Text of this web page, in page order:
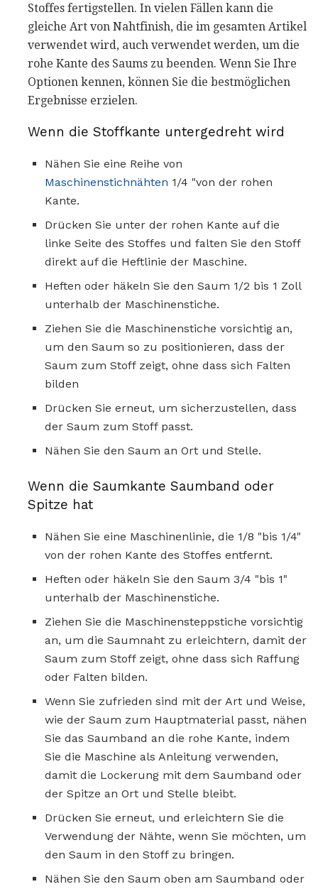
Stoffes fertigstellen. In vielen Fällen kann die
gleiche Art von Nahtfinish, die im gesamten Artikel
verwendet wird, auch verwendet werden, um die
rohe Kante des Saums zu beenden. Wenn Sie Ihre
Optionen kennen, können Sie die bestmöglichen
Ergebnisse erzielen.
Wenn die Stoffkante untergedreht wird
Nähen Sie eine Reihe von
Maschinenstichnähten 1/4 "von der rohen
Kante.
Drücken Sie unter der rohen Kante auf die
linke Seite des Stoffes und falten Sie den Stoff
direkt auf die Heftlinie der Maschine.
Heften oder häkeln Sie den Saum 1/2 bis 1 Zoll
unterhalb der Maschinenstiche.
Ziehen Sie die Maschinenstiche vorsichtig an,
um den Saum so zu positionieren, dass der
Saum zum Stoff zeigt, ohne dass sich Falten
bilden
Drücken Sie erneut, um sicherzustellen, dass
der Saum zum Stoff passt.
Nähen Sie den Saum an Ort und Stelle.
Wenn die Saumkante Saumband oder
Spitze hat
Nähen Sie eine Maschinenlinie, die 1/8 "bis 1/4"
von der rohen Kante des Stoffes entfernt.
Heften oder häkeln Sie den Saum 3/4 "bis 1"
unterhalb der Maschinenstiche.
Ziehen Sie die Maschinensteppstiche vorsichtig
an, um die Saumnaht zu erleichtern, damit der
Saum zum Stoff zeigt, ohne dass sich Raffung
oder Falten bilden.
Wenn Sie zufrieden sind mit der Art und Weise,
wie der Saum zum Hauptmaterial passt, nähen
Sie das Saumband an die rohe Kante, indem
Sie die Maschine als Anleitung verwenden,
damit die Lockerung mit dem Saumband oder
der Spitze an Ort und Stelle bleibt.
Drücken Sie erneut, und erleichtern Sie die
Verwendung der Nähte, wenn Sie möchten, um
den Saum in den Stoff zu bringen.
Nähen Sie den Saum oben am Saumband oder